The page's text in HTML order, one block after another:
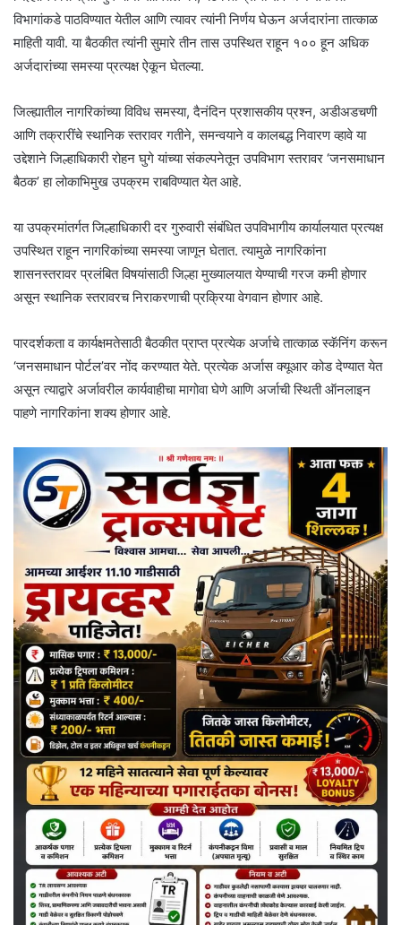
विभागांकडे पाठविण्यात येतील आणि त्यावर त्यांनी निर्णय घेऊन अर्जदारांना तात्काळ
माहिती यावी. या बैठकीत त्यांनी सुमारे तीन तास उपस्थित राहून १०० हून अधिक
अर्जदारांच्या समस्या प्रत्यक्ष ऐकून घेतल्या.
जिल्ह्यातील नागरिकांच्या विविध समस्या, दैनंदिन प्रशासकीय प्रश्न, अडीअडचणी
आणि तक्रारींचे स्थानिक स्तरावर गतीने, समन्वयाने व कालबद्ध निवारण व्हावे या
उद्देशाने जिल्हाधिकारी रोहन घुगे यांच्या संकल्पनेतून उपविभाग स्तरावर ‘जनसमाधान
बैठक’ हा लोकाभिमुख उपक्रम राबविण्यात येत आहे.
या उपक्रमांतर्गत जिल्हाधिकारी दर गुरुवारी संबंधित उपविभागीय कार्यालयात प्रत्यक्ष
उपस्थित राहून नागरिकांच्या समस्या जाणून घेतात. त्यामुळे नागरिकांना
शासनस्तरावर प्रलंबित विषयांसाठी जिल्हा मुख्यालयात येण्याची गरज कमी होणार
असून स्थानिक स्तरावरच निराकरणाची प्रक्रिया वेगवान होणार आहे.
पारदर्शकता व कार्यक्षमतेसाठी बैठकीत प्राप्त प्रत्येक अर्जाचे तात्काळ स्कॅनिंग करून
‘जनसमाधान पोर्टल’वर नोंद करण्यात येते. प्रत्येक अर्जास क्यूआर कोड देण्यात येत
असून त्याद्वारे अर्जावरील कार्यवाहीचा मागोवा घेणे आणि अर्जाची स्थिती ऑनलाइन
पाहणे नागरिकांना शक्य होणार आहे.